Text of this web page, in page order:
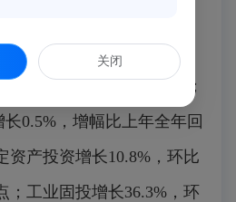
次产业比4.2:52.9:42.9。
产值增长10.8%；规上工
环比上月回落1个百分点；
0.5%，增幅比上年全年回
资产投资增长10.8%，环比
；工业固投增长36.3%，环
关闭